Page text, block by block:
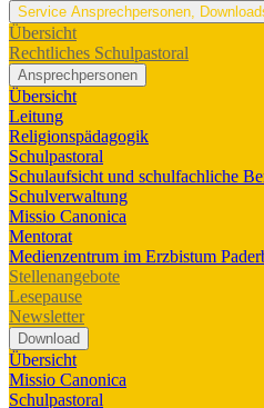
Service Ansprechpersonen,
Übersicht
Rechtliches Schulpastoral
Ansprechpersonen
Übersicht
Leitung
Religionspädagogik
Schulpastoral
Schulaufsicht und schulfachliche
Schulverwaltung
Missio Canonica
Mentorat
Medienzentrum im Erzbistum
Stellenangebote
Lesepause
Newsletter
Download
Übersicht
Missio Canonica
Schulpastoral